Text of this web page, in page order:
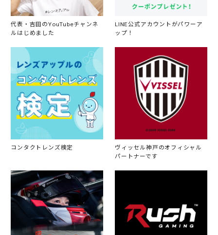
代表・吉田のYouTubeチャンネ
ルはじめました
LINE公式アカウントがパワーア
ップ！
コンタクトレンズ検定
ヴィッセル神戸のオフィシャル
パートナーです